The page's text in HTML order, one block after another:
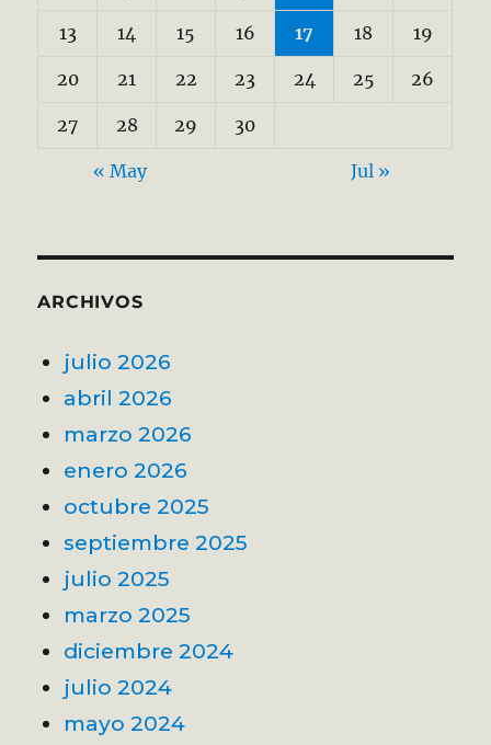
13 14 15 16 17 18 19
20 21 22 23 24 25 26
27 28 29 30
« May Jul »
ARCHIVOS
julio 2026
abril 2026
marzo 2026
enero 2026
octubre 2025
septiembre 2025
julio 2025
marzo 2025
diciembre 2024
julio 2024
mayo 2024